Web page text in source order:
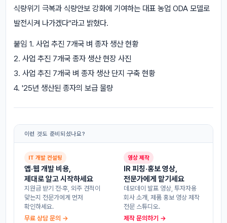
식량위기 극복과 식량안보 강화에 기여하는 대표 농업 ODA 모델로
발전시켜 나가겠다"라고 밝혔다.
붙임 1. 사업 추진 7개국 벼 종자 생산 현황
2. 사업 추진 7개국 종자 생산 현장 사진
3. 사업 추진 7개국 벼 종자 생산 단지 구축 현황
4. '25년 생산된 종자의 보급 물량
이런 것도 준비되셨나요?
IT 개발 컨설팅
앱·웹 개발 비용,
제대로 알고 시작하세요
지원금 받기 전·후, 외주 견적이
맞는지 전문가에게 먼저
확인하세요.
무료 상담 문의 →
영상 제작
IR 피칭·홍보 영상,
전문가에게 맡기세요
데모데이 발표 영상, 투자자용
회사 소개, 제품 홍보 영상 제작
전문 스튜디오.
제작 문의하기 →